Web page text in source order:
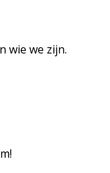
wie we zijn.